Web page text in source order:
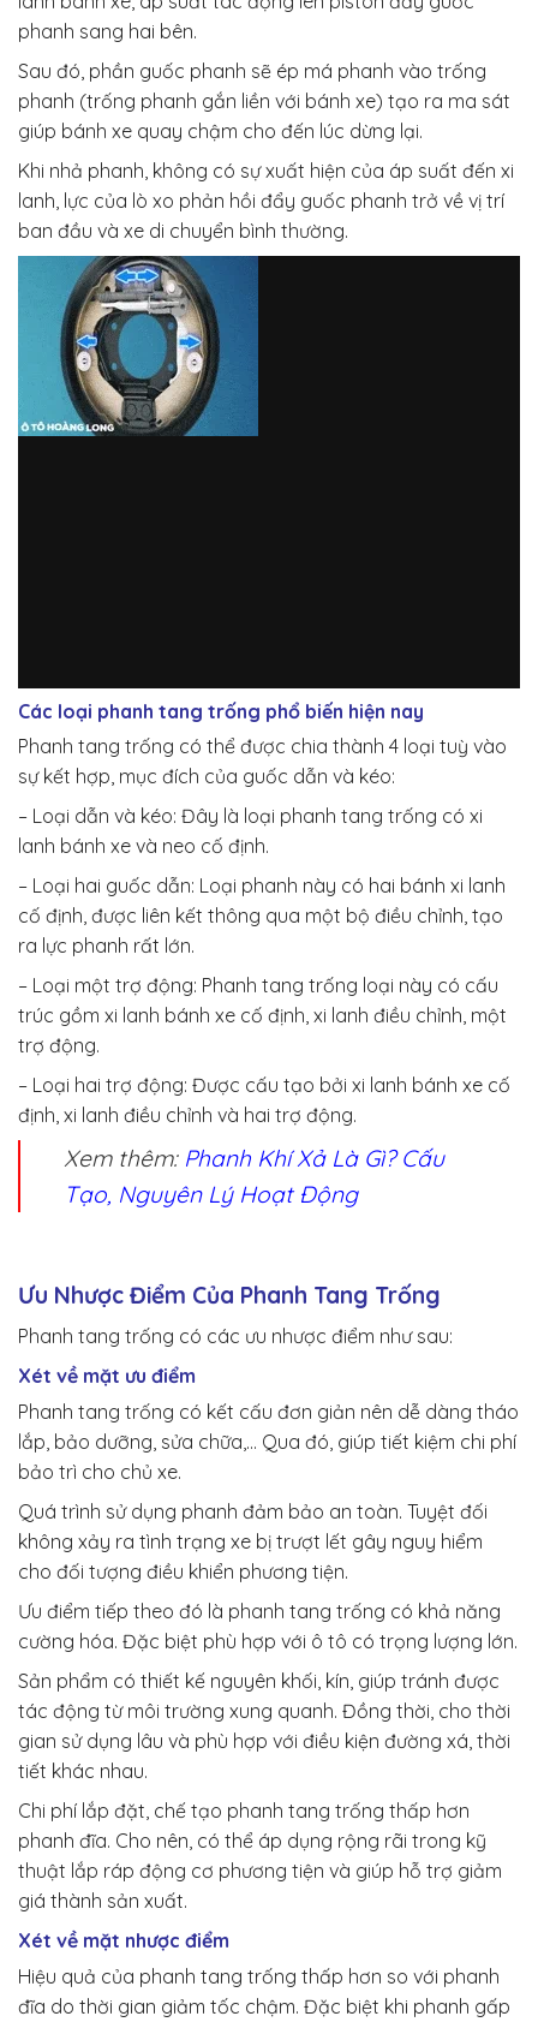
phanh sang hai bên.
Sau đó, phần guốc phanh sẽ ép má phanh vào trống
phanh (trống phanh gắn liền với bánh xe) tạo ra ma sát
giúp bánh xe quay chậm cho đến lúc dừng lại.
Khi nhả phanh, không có sự xuất hiện của áp suất đến xi
lanh, lực của lò xo phản hồi đẩy guốc phanh trở về vị trí
ban đầu và xe di chuyển bình thường.
Các loại phanh tang trống phổ biến hiện nay
Phanh tang trống có thể được chia thành 4 loại tuỳ vào
sự kết hợp, mục đích của guốc dẫn và kéo:
– Loại dẫn và kéo: Đây là loại phanh tang trống có xi
lanh bánh xe và neo cố định.
– Loại hai guốc dẫn: Loại phanh này có hai bánh xi lanh
cố định, được liên kết thông qua một bộ điều chỉnh, tạo
ra lực phanh rất lớn.
– Loại một trợ động: Phanh tang trống loại này có cấu
trúc gồm xi lanh bánh xe cố định, xi lanh điều chỉnh, một
trợ động.
– Loại hai trợ động: Được cấu tạo bởi xi lanh bánh xe cố
định, xi lanh điều chỉnh và hai trợ động.
Xem thêm: Phanh Khí Xả Là Gì? Cấu
Tạo, Nguyên Lý Hoạt Động
Ưu Nhược Điểm Của Phanh Tang Trống
Phanh tang trống có các ưu nhược điểm như sau:
Xét về mặt ưu điểm
Phanh tang trống có kết cấu đơn giản nên dễ dàng tháo
lắp, bảo dưỡng, sửa chữa,… Qua đó, giúp tiết kiệm chi phí
bảo trì cho chủ xe.
Quá trình sử dụng phanh đảm bảo an toàn. Tuyệt đối
không xảy ra tình trạng xe bị trượt lết gây nguy hiểm
cho đối tượng điều khiển phương tiện.
Ưu điểm tiếp theo đó là phanh tang trống có khả năng
cường hóa. Đặc biệt phù hợp với ô tô có trọng lượng lớn.
Sản phẩm có thiết kế nguyên khối, kín, giúp tránh được
tác động từ môi trường xung quanh. Đồng thời, cho thời
gian sử dụng lâu và phù hợp với điều kiện đường xá, thời
tiết khác nhau.
Chi phí lắp đặt, chế tạo phanh tang trống thấp hơn
phanh đĩa. Cho nên, có thể áp dụng rộng rãi trong kỹ
thuật lắp ráp động cơ phương tiện và giúp hỗ trợ giảm
giá thành sản xuất.
Xét về mặt nhược điểm
Hiệu quả của phanh tang trống thấp hơn so với phanh
đĩa do thời gian giảm tốc chậm. Đặc biệt khi phanh gấp